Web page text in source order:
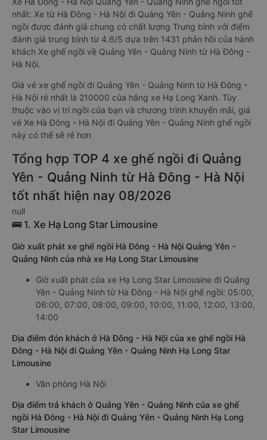
nhất: Xe từ Hà Đông - Hà Nội đi Quảng Yên - Quảng Ninh ghế
ngồi được đánh giá chung có chất lượng Trung bình với điểm
đánh giá trung bình từ 4.6/5 dựa trên 1431 phản hồi của hành
khách Xe ghế ngồi về Quảng Yên - Quảng Ninh từ Hà Đông -
Hà Nội.
Giá vé xe ghế ngồi đi Quảng Yên - Quảng Ninh từ Hà Đông -
Hà Nội rẻ nhất là 210000 của hãng xe Hạ Long Xanh. Tùy
thuộc vào vị trí ngồi của bạn và chương trình khuyến mãi, giá
vé Xe Hà Đông - Hà Nội đi Quảng Yên - Quảng Ninh ghế ngồi
này có thể sẽ rẻ hơn
Tổng hợp TOP 4 xe ghế ngồi đi Quảng
Yên - Quảng Ninh từ Hà Đông - Hà Nội
tốt nhất hiện nay 08/2026
null
🚌 1. Xe Hạ Long Star Limousine
Giờ xuất phát xe ghế ngồi Hà Đông - Hà Nội Quảng Yên -
Quảng Ninh của nhà xe Hạ Long Star Limousine
Giờ xuất phát của xe Hạ Long Star Limousine đi Quảng
Yên - Quảng Ninh từ Hà Đông - Hà Nội ghế ngồi: 05:00,
06:00, 07:00, 08:00, 09:00, 10:00, 11:00, 12:00, 13:00,
14:00
Địa điểm đón khách ở Hà Đông - Hà Nội của xe ghế ngồi Hà
Đông - Hà Nội đi Quảng Yên - Quảng Ninh Hạ Long Star
Limousine
Văn phòng Hà Nội
Địa điểm trả khách ở Quảng Yên - Quảng Ninh của xe ghế
ngồi Hà Đông - Hà Nội đi Quảng Yên - Quảng Ninh Hạ Long
Star Limousine